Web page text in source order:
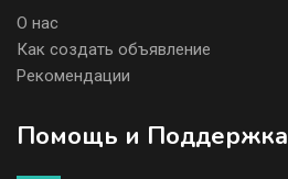
О нас
Как создать объявление
Рекомендации
Помощь и Поддержка